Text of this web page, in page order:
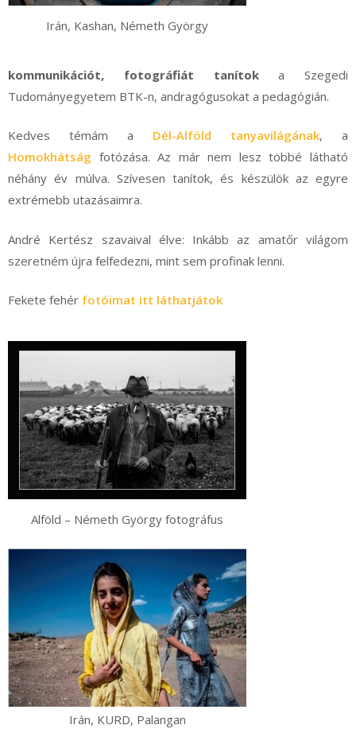
Irán, Kashan, Németh György
kommunikációt, fotográfiát tanítoka Szegedi
Tudományegyetem BTK-n, andragógusokat a pedagógián.
Kedves témám a Dél-Alföld tanyavilágának, a
Homokhátság fotózása. Az már nem lesz többé látható
néhány év múlva. Szívesen tanítok, és készülök az egyre
extrémebb utazásaimra.
André Kertész szavaival élve: Inkább az amatőr világom
szeretném újra felfedezni, mint sem profinak lenni.
Fekete fehér fotóimat itt láthatjátok
Alföld – Németh György fotográfus
Irán, KURD, Palangan